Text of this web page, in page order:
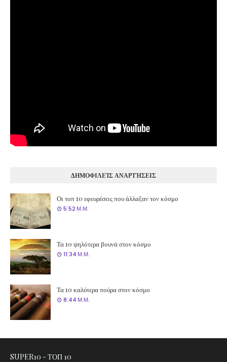
ΔΗΜΟΦΙΛΕΊΣ ΑΝΑΡΤΉΣΕΙΣ
Οι τοπ 10 εφευρέσεις που άλλαξαν τον κόσμο
5:52 Μ.Μ.
Τα 10 ψηλότερα βουνά στον κόσμο
11:34 Μ.Μ.
Τα 10 καλύτερα πούρα στον κόσμο
8:44 Μ.Μ.
SUPER10 - ΤΟΠ 10